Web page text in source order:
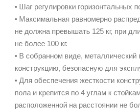
• Шаг регулировки горизонтальных
• Максимальная равномерно
не должна превышать 125 кг, при
не более 100 кг.
• В собранном виде,
конструкцию, безопасную для
• Для обеспечения жесткости
пола и крепится по 4 углам к
расположенной на расстоянии не